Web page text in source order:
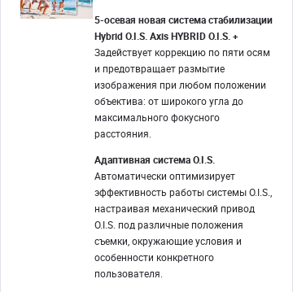
5-осевая новая система стабилизации
Hybrid O.I.S. Axis HYBRID O.I.S. +
Задействует коррекцию по пяти осям
и предотвращает размытие
изображения при любом положении
объектива: от широкого угла до
максимального фокусного
расстояния.
Адаптивная система O.I.S.
Автоматически оптимизирует
эффективность работы системы O.I.S.,
настраивая механический привод
O.I.S. под различные положения
съемки, окружающие условия и
особенности конкретного
пользователя.